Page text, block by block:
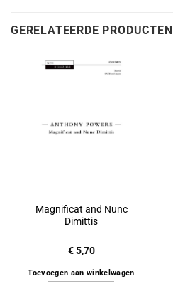
GERELATEERDE PRODUCTEN
Magnificat and Nunc
Dimittis
€5,70
Toevoegen aan winkelwagen